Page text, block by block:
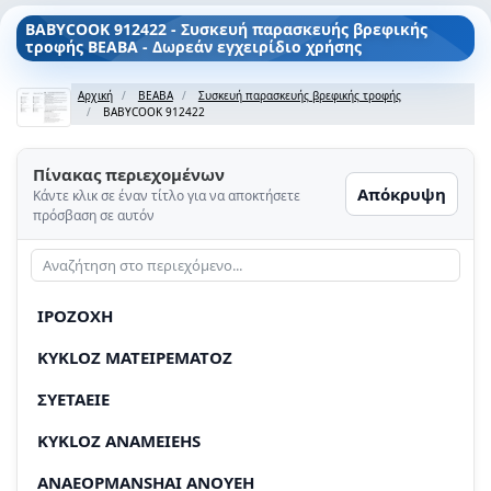
BABYCOOK 912422 - Συσκευή παρασκευής βρεφικής
τροφής BEABA - Δωρεάν εγχειρίδιο χρήσης
Αρχική BEABA
Συσκευή παρασκευής βρεφικής τροφής
BABYCOOK 912422
Πίνακας περιεχομένων
Κάντε κλικ σε έναν τίτλο για να αποκτήσετε
πρόσβαση σε αυτόν
Απόκρυψη
IPOZOXH
KYKLOZ MATEIPEMATOZ
ΣYETAEIE
KYKLOZ ANAMEIEHS
ANAEOPMANSHAI ANOYEH